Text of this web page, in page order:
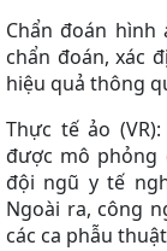
Chẩn đoán
chẩn đoán, xác
hiệu quả thông
Thực tế ảo
được mô phỏng
đội ngũ y tế
Ngoài ra, công
các ca phẫu